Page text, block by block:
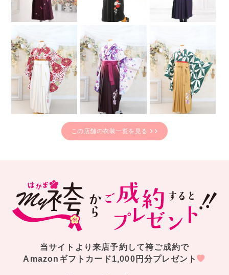
この店舗の衣装一覧を見る
当サイトより来店予約して袴ご成約で
Amazonギフトカード1,000円分プレゼント